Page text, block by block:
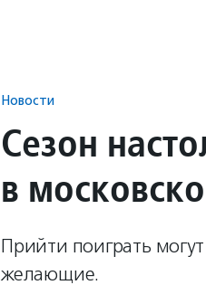
Новости
Сезон
в
Прийти поиграть
желающие.